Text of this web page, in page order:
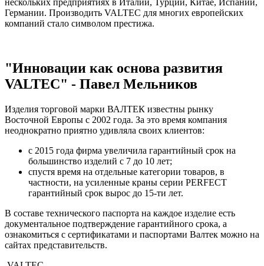
Германии. Производить VALTEC для многих европейских
компаний стало символом престижа.
"Инновации как основа развития
VALTEC" - Павел Мельников
Изделия торговой марки ВАЛТЕК известны рынку
Восточной Европы с 2002 года. За это время компания
неоднократно приятно удивляла своих клиентов:
с 2015 года фирма увеличила гарантийный срок на
большинство изделий с 7 до 10 лет;
спустя время на отдельные категории товаров, в
частности, на усиленные краны серии PERFECT
гарантийный срок вырос до 15-ти лет.
В составе технического паспорта на каждое изделие есть
документальное подтверждение гарантийного срока, а
ознакомиться с сертификатами и паспортами Валтек можно на
сайтах представительств.